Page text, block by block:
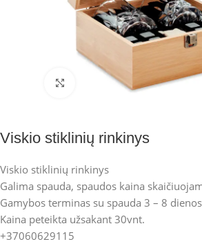
Click to enlarge
Viskio stiklinių rinkinys
Viskio stiklinių rinkinys
Galima spauda, spaudos kaina
Gamybos terminas su spauda 3 – 8
Kaina peteikta užsakant 30vnt.
+37060629115